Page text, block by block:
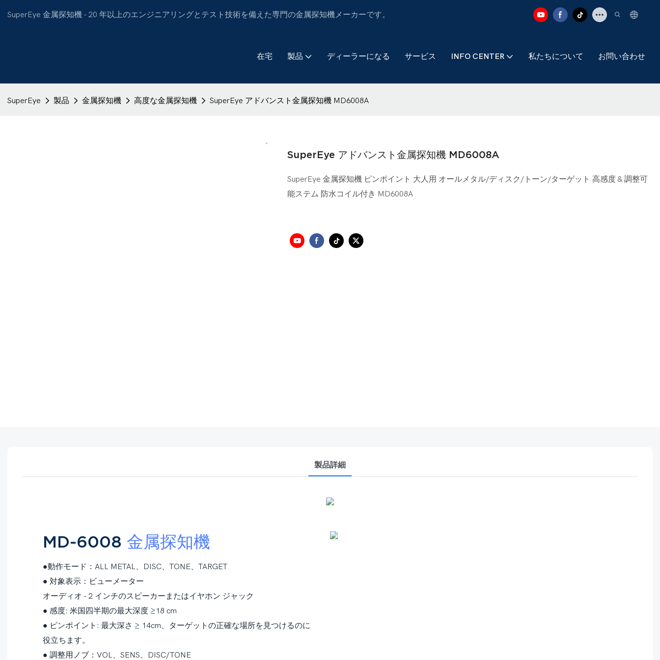
SuperEye 金属探知機 - 20 年以上のエンジニアリングとテスト技術を備えた専門の金属探知機メーカーです。
在宅 製品 ディーラーになる サービス INFO CENTER 私たちについて お問い合わせ
SuperEye 製品 金属探知機 高度な金属探知機 SuperEye アドバンスト金属探知機 MD6008A
SuperEye アドバンスト金属探知機 MD6008A
SuperEye 金属探知機 ピンポイント 大人用 オールメタル/ディスク/トーン/ターゲット 高感度 & 調整可
能ステム 防水コイル付き MD6008A
製品詳細
MD-6008 金属探知機
●動作モード：ALL METAL、DISC、TONE、TARGET
● 対象表示：ビューメーター
オーディオ - 2 インチのスピーカーまたはイヤホン ジャック
● 感度: 米国四半期の最大深度 ≥18 cm
● ピンポイント: 最大深さ ≥ 14cm、ターゲットの正確な場所を見つけるのに
役立ちます。
● 調整用ノブ：VOL、SENS、DISC/TONE